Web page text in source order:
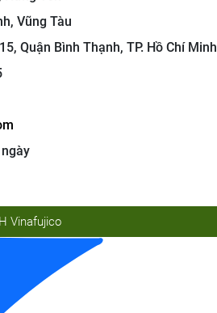
Vũng Tàu
Quận Bình Thạnh, TP. Hồ Chí Minh
Vinafujico